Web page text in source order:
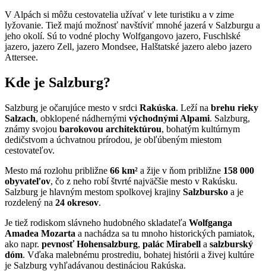
V Alpách si môžu cestovatelia užívať v lete turistiku a v zime
lyžovanie. Tiež majú možnosť navštíviť mnohé jazerá v Salzburgu a
jeho okolí. Sú to vodné plochy Wolfgangovo jazero, Fuschlské
jazero, jazero Zell, jazero Mondsee, Halštatské jazero alebo jazero
Attersee.
Kde je Salzburg?
Salzburg je očarujúce mesto v srdci Rakúska. Leží na brehu rieky
Salzach, obklopené nádhernými východnými Alpami. Salzburg,
známy svojou barokovou architektúrou, bohatým kultúrnym
dedičstvom a úchvatnou prírodou, je obľúbeným miestom
cestovateľov.
Mesto má rozlohu približne 66 km² a žije v ňom približne 158 000
obyvateľov, čo z neho robí štvrté najväčšie mesto v Rakúsku.
Salzburg je hlavným mestom spolkovej krajiny Salzbursko a je
rozdelený na 24 okresov.
Je tiež rodiskom slávneho hudobného skladateľa Wolfganga
Amadea Mozarta a nachádza sa tu mnoho historických pamiatok,
ako napr. pevnosť Hohensalzburg, palác Mirabell a salzburský
dóm. Vďaka malebnému prostrediu, bohatej histórii a živej kultúre
je Salzburg vyhľadávanou destináciou Rakúska.